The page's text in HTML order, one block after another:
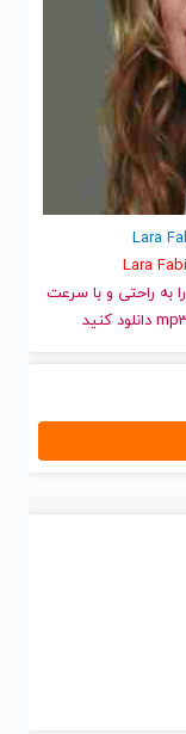
و قدیمی لارا فابیان | Lara Fabian را به راحتی و با سرعت